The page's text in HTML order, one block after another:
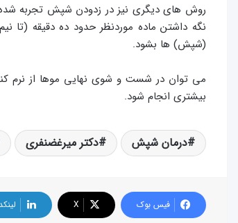
روش های دیگری نیز در زدودن شپش تجربه شده
نگه داشتن ماده موردنظر حدود ده دقیقه
(شپش) ها بشود.
می توان در شست و شوی نهایی موها از نرم
بیشتری انجام شود.
درمان شپش دکتر میرغضنفری
فیس بوک X